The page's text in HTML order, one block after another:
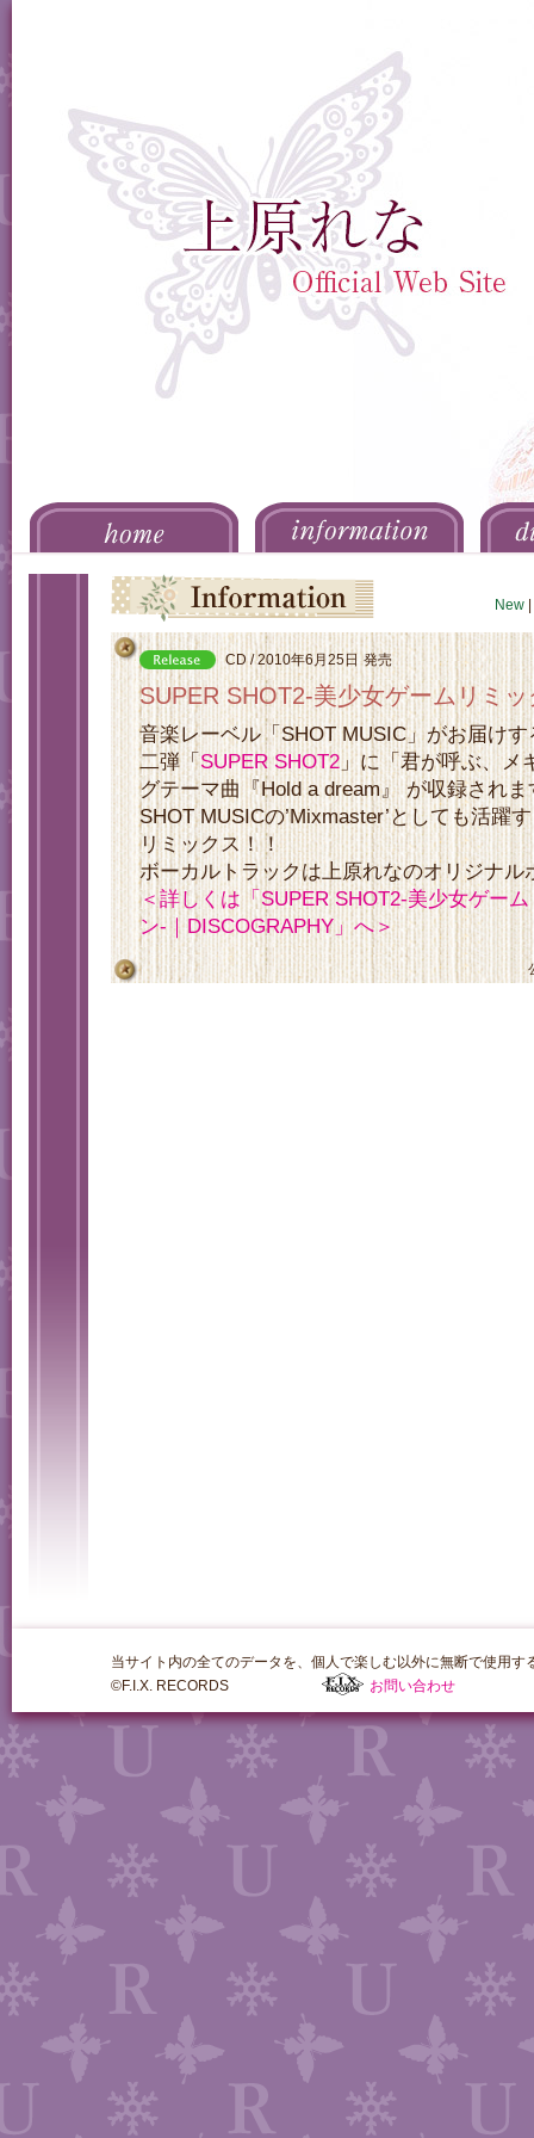
New
CD / 2010年6月25日 発売
SUPER SHOT2-美少女ゲームリミ
音楽レーベル「SHOT MUSIC」がお届け
二弾「SUPER SHOT2 」に「君が呼ぶ、メ
グテーマ曲『Hold a dream』 が収録されま
SHOT MUSICの’Mixmaster’としても活躍
リミックス！！
ボーカルトラックは上原れなのオリジナル
＜詳しくは「SUPER SHOT2-美少女ゲー
ン-｜DISCOGRAPHY」へ＞
当サイト内の全てのデータを、個人で楽しむ以外に無断で使用す
©F.I.X. RECORDS
お問い合わせ